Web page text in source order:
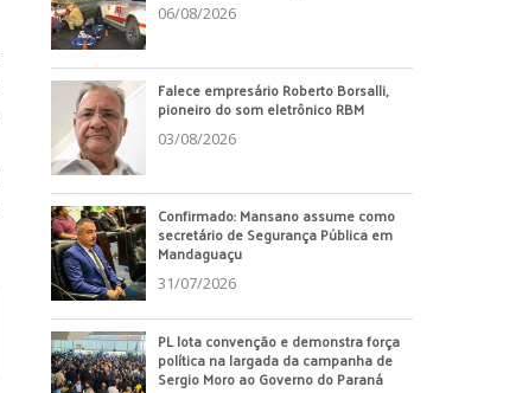
06/08/2026
Falece empresário Roberto Borsalli,
pioneiro do som eletrônico RBM
03/08/2026
Confirmado: Mansano assume como
secretário de Segurança Pública em
Mandaguaçu
31/07/2026
PL lota convenção e demonstra força
política na largada da campanha de
Sergio Moro ao Governo do Paraná